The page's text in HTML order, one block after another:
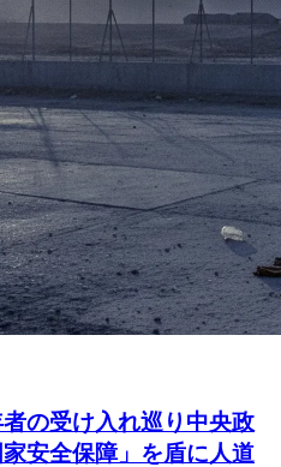
の受け入れ巡り中央政
安全保障」を盾に人道